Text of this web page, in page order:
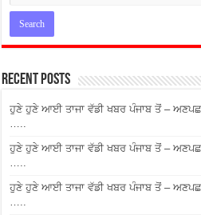
Recent Posts
ਹੁਣੇ ਹੁਣੇ ਆਈ ਤਾਜਾ ਵੱਡੀ ਖਬਰ ਪੰਜਾਬ ਤੋਂ –
…..
ਹੁਣੇ ਹੁਣੇ ਆਈ ਤਾਜਾ ਵੱਡੀ ਖਬਰ ਪੰਜਾਬ ਤੋਂ –
…..
ਹੁਣੇ ਹੁਣੇ ਆਈ ਤਾਜਾ ਵੱਡੀ ਖਬਰ ਪੰਜਾਬ ਤੋਂ –
…..